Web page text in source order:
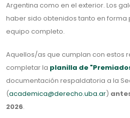
Argentina como en el exterior. Los
haber sido obtenidos tanto en forma
equipo completo.
Aquellos/as que cumplan con estos
completar la planilla de
documentación respaldatoria a la
(academica@derecho.uba.ar)
2026.